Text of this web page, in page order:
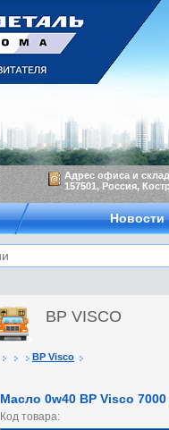
BP VISCO
BP Visco
Масло 0w40 BP Visco 7000
Код товара:
Адрес офиса и
157501, Россия,
Новости